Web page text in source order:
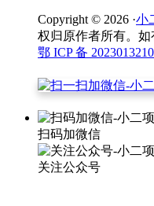
Copyright © 2026 ·小
权归原作者所有。如
鄂 ICP 备
扫码加微信
关注公众号